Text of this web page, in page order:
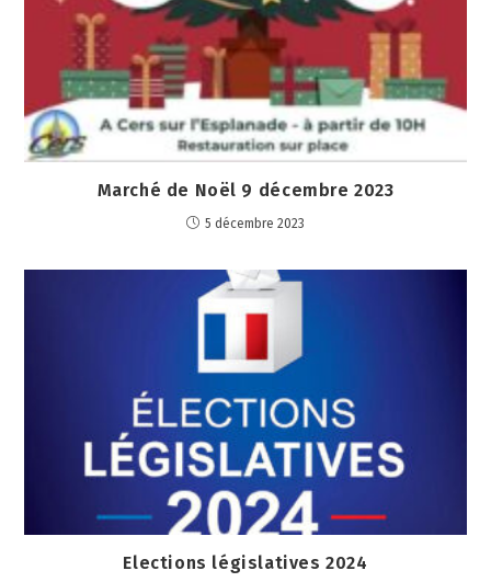
Marché de Noël 9 décembre 2023
5 décembre 2023
Elections législatives 2024